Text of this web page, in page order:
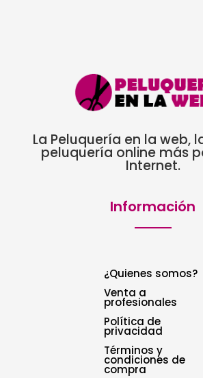
La Peluquería en la web,
peluquería online más
Internet.
Información
¿Quienes somos?
Venta a
profesionales
Política de
privacidad
Términos y
condiciones de
compra